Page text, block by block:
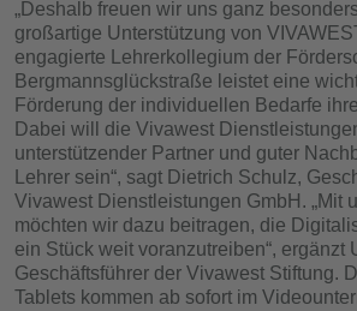
„Deshalb freuen wir uns ganz
großartige Unterstützung von
engagierte Lehrerkollegium der
Bergmannsglückstraße leistet eine
Förderung der individuellen Bedarfe
Dabei will die Vivawest
unterstützender Partner und guter
Lehrer sein“, sagt Dietrich Schulz,
Vivawest Dienstleistungen GmbH. „Mit
möchten wir dazu beitragen, die
ein Stück weit voranzutreiben“, ergänzt
Geschäftsführer der Vivawest Stiftung.
Tablets kommen ab sofort im